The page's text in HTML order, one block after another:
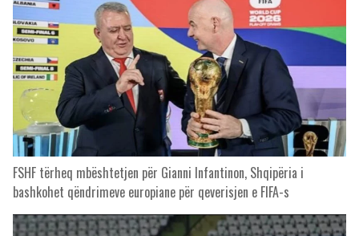
FSHF tërheq mbështetjen për Gianni Infantinon, Shqipëria i
bashkohet qëndrimeve europiane për qeverisjen e FIFA-s